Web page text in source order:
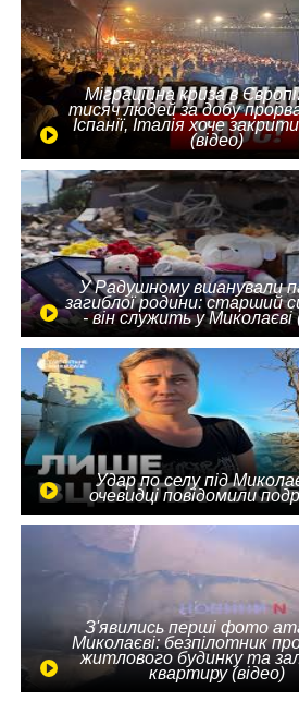
Міграційна криза в
тисяч людей за добу
Іспанії, Італія хоче
(відео)
У Радушному вшанували
загиблої родини: старший
- він служить у Миколаєві
Удар по селу під
очевидці повідомили
З'явились перші фото
Миколаєві: безпілотник
житлового будинку та
квартиру (відео)